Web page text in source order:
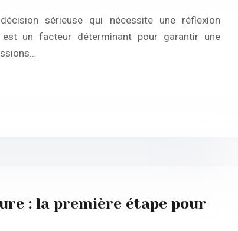
sérieuse qui nécessite une réflexion
un facteur déterminant pour garantir une
: la première étape pour